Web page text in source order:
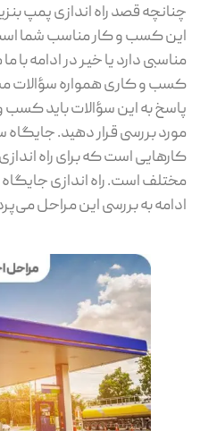
قصد راه اندازی پمپ بنزین
کسب و کار مناسب شما است یا
دارد یا خیر در ادامه با ما
و کاری همواره سؤالات مشابه
به این سؤالات باید کسب و
بررسی قرار دهید. جایگاه
است که برای راه اندازی
است. راه اندازی جایگاه
به بررسی این مراحل